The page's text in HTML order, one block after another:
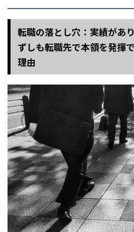
転職の落とし穴：実績があ
ずしも転職先で本領を発揮
理由